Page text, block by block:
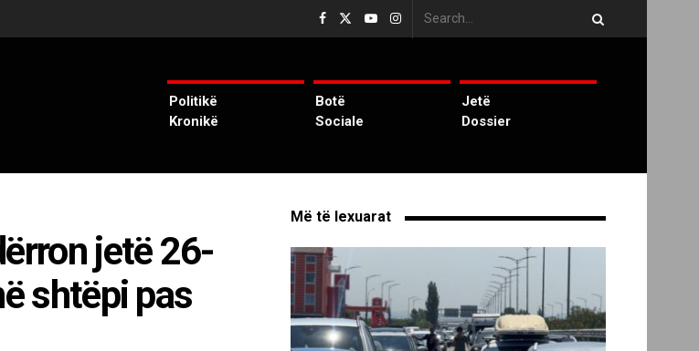
Politikë
Kronikë
Botë
Sociale
Jetë
Dossier
jetë 26-
shtëpi pas
Më të lexuarat